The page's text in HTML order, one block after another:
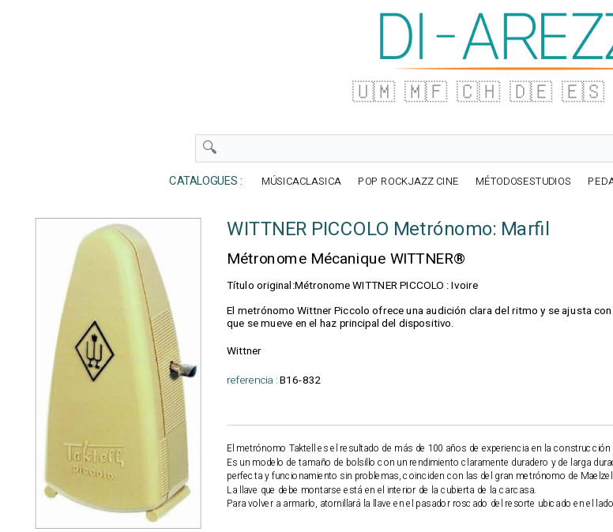
🇺🇲 🇲🇫 🇨🇭 🇩🇪 🇪🇸
CATALOGUES : MÚSICACLASICA POP ROCKJAZZ CINE MÉTODOSESTUDIOS
WITTNER PICCOLO Metrónomo: Marfil
Métronome Mécanique WITTNER®
Título original:Métronome WITTNER PICCOLO : Ivoire
El metrónomo Wittner Piccolo ofrece una audición clara del ritmo y se ajusta
que se mueve en el haz principal del dispositivo.
Wittner
referencia :B16-832
El metrónomo Taktelles el resultado de más de 100 años de experiencia en la
Es un modelo de tamaño de bolsillo con un rendimiento claramente duradero y de larga
perfecta y funcionamiento sin problemas, coinciden con las del gran metrónomo de Maelzel.
La llave que debe montarse está en el interior de la cubierta de la carcasa.
Para volver a armarlo, atornillará la llave en el pasador roscado del resorte ubicado en el